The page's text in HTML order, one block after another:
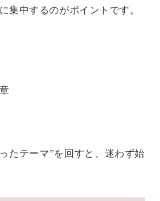
に集中するのがポイントです。
たテーマ”を回すと、迷わず始